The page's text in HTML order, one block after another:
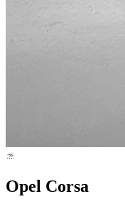
Opel Corsa